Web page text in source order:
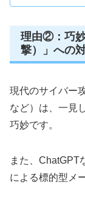
理由②：巧
撃）」への
現代のサイバー
など）は、一見
巧妙です。
また、ChatGPT
による標的型メ